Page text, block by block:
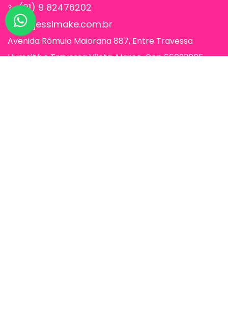
(91) 9 82476202
sac@jessimake.com.br
Avenida Rômulo Maiorana 887, Entre Travessa
Humaitá e Travessa Vileta, Marco, Cep 66093005,